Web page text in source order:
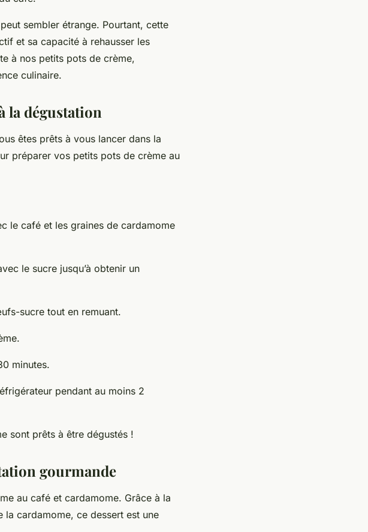
sembler étrange. Pourtant, cette
et sa capacité à rehausser les
à nos petits pots de crème,
culinaire.
la dégustation
êtes prêts à vous lancer dans la
préparer vos petits pots de crème au
le café et les graines de cardamome
le sucre jusqu’à obtenir un
sucre tout en remuant.
minutes.
pendant au moins 2
sont prêts à être dégustés !
gourmande
au café et cardamome. Grâce à la
la cardamome, ce dessert est une